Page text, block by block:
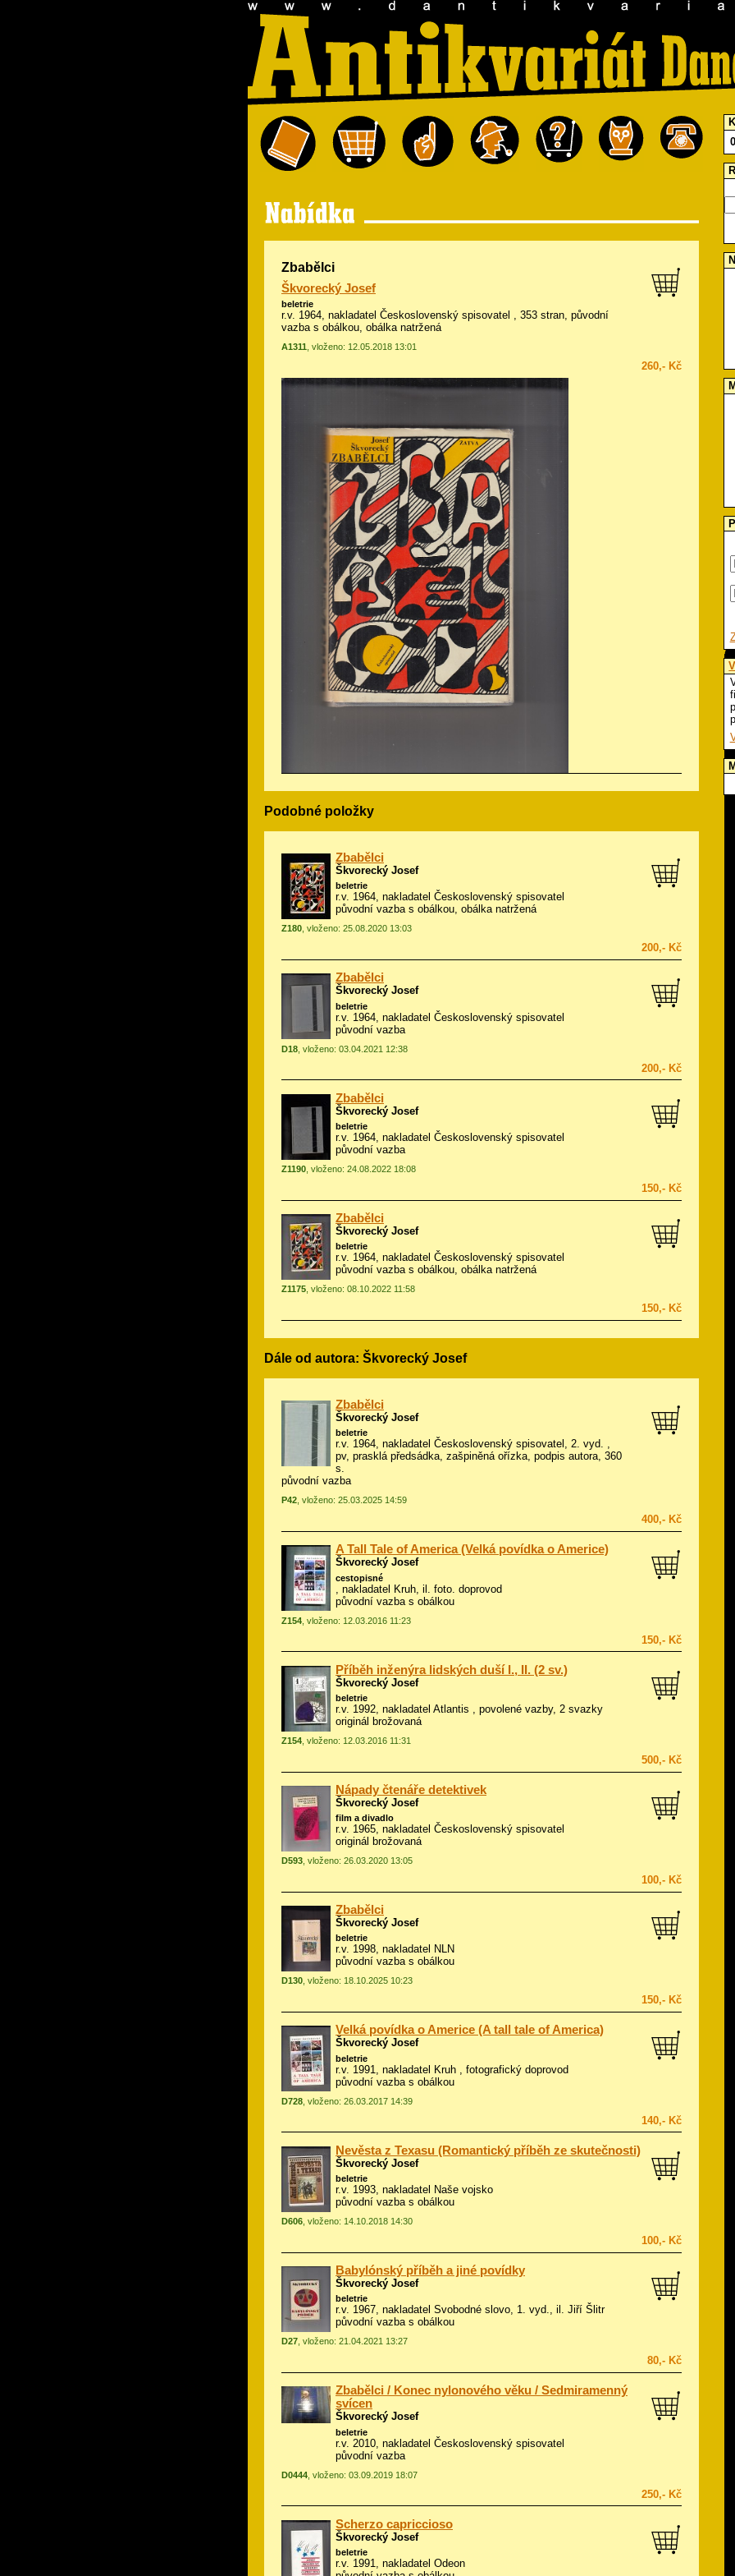
Zbabělci
Škvorecký Josef
beletrie
r.v. 1964, nakladatel Československý spisovatel , 353 stran, původní
vazba s obálkou, obálka natržená
A1311 , vloženo: 12.05.2018 13:01
260,- Kč
Podobné položky
Zbabělci
Škvorecký Josef
beletrie
r.v. 1964, nakladatel Československý spisovatel
původní vazba s obálkou, obálka natržená
Z180, vloženo: 25.08.2020 13:03
200,- Kč
Zbabělci
Škvorecký Josef
beletrie
r.v. 1964, nakladatel Československý spisovatel
původní vazba
D18 , vloženo: 03.04.2021 12:38
200,- Kč
Zbabělci
Škvorecký Josef
beletrie
r.v. 1964, nakladatel Československý spisovatel
původní vazba
Z1190 , vloženo: 24.08.2022 18:08
150,- Kč
Zbabělci
Škvorecký Josef
beletrie
r.v. 1964, nakladatel Československý spisovatel
původní vazba s obálkou, obálka natržená
Z1175, vloženo: 08.10.2022 11:58
150,- Kč
Dále od autora: Škvorecký Josef
Zbabělci
Škvorecký Josef
beletrie
r.v. 1964, nakladatel Československý spisovatel, 2. vyd. ,
pv, prasklá předsádka, zašpiněná ořízka, podpis autora, 360
s.
původní vazba
P42 , vloženo: 25.03.2025 14:59
400,- Kč
A Tall Tale of America (Velká povídka o Americe)
Škvorecký Josef
cestopisné
, nakladatel Kruh, il. foto. doprovod
původní vazba s obálkou
Z154 , vloženo: 12.03.2016 11:23
150,- Kč
Příběh inženýra lidských duší I., II. (2 sv.)
Škvorecký Josef
beletrie
r.v. 1992, nakladatel Atlantis , povolené vazby, 2 svazky
originál brožovaná
Z154 , vloženo: 12.03.2016 11:31
500,- Kč
Nápady čtenáře detektivek
Škvorecký Josef
film a divadlo
r.v. 1965, nakladatel Československý spisovatel
originál brožovaná
D593 , vloženo: 26.03.2020 13:05
100,- Kč
Zbabělci
Škvorecký Josef
beletrie
r.v. 1998, nakladatel NLN
původní vazba s obálkou
D130, vloženo: 18.10.2025 10:23
150,- Kč
Velká povídka o Americe (A tall tale of America)
Škvorecký Josef
beletrie
r.v. 1991, nakladatel Kruh , fotografický doprovod
původní vazba s obálkou
D728 , vloženo: 26.03.2017 14:39
140,- Kč
Nevěsta z Texasu (Romantický příběh ze skutečnosti)
Škvorecký Josef
beletrie
r.v. 1993, nakladatel Naše vojsko
původní vazba s obálkou
D606 , vloženo: 14.10.2018 14:30
100,- Kč
Babylónský příběh a jiné povídky
Škvorecký Josef
beletrie
r.v. 1967, nakladatel Svobodné slovo, 1. vyd., il. Jiří Šlitr
původní vazba s obálkou
D27, vloženo: 21.04.2021 13:27
80,- Kč
Zbabělci / Konec nylonového věku / Sedmiramenný
svícen
Škvorecký Josef
beletrie
r.v. 2010, nakladatel Československý spisovatel
původní vazba
D0444 , vloženo: 03.09.2019 18:07
250,- Kč
Scherzo capriccioso
Škvorecký Josef
beletrie
r.v. 1991, nakladatel Odeon
0